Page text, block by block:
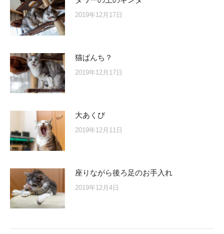
2019年12月17日
猫ぱんち？
2019年12月17日
大あくび
2019年12月11日
座りながら後ろ足のお手入れ
2019年12月4日